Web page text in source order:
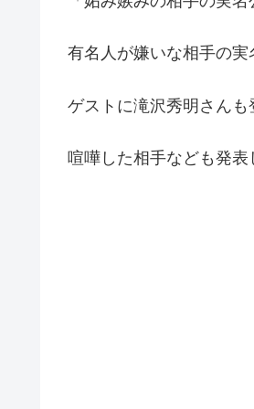
有名人が嫌いな相手の実
ゲストに滝沢秀明さん
喧嘩した相手なども発